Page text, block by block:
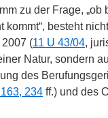
zu der Frage,
kommt“, besteht
2007 (11 U 43/04,
Natur, sondern
des
234 ff.) und des